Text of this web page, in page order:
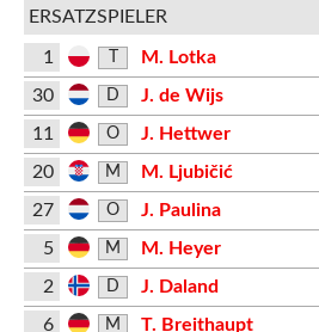
ERSATZSPIELER
1
M. Lotka
30
D J. de Wijs
11 O
J. Hettwer
20
M M. Ljubičić
27 O J. Paulina
5 M
M. Heyer
2
D J. Daland
6 M T. Breithaupt